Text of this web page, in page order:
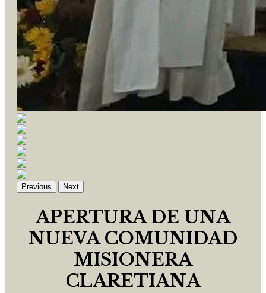
Previous Next
APERTURA DE UNA
NUEVA COMUNIDAD
MISIONERA
CLARETIANA